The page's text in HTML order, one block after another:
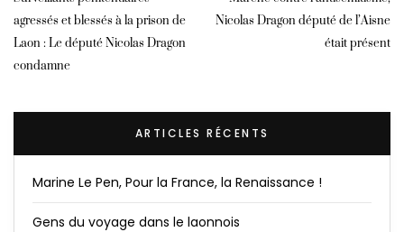
agressés et blessés à la prison de
Laon : Le député Nicolas Dragon
condamne
Nicolas Dragon député de l’Aisne
était présent
ARTICLES RÉCENTS
Marine Le Pen, Pour la France, la Renaissance !
Gens du voyage dans le laonnois